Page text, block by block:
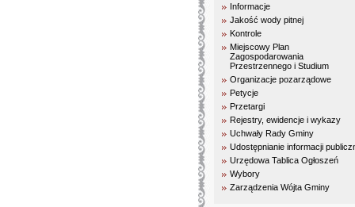
Informacje
Jakość wody pitnej
Kontrole
Miejscowy Plan
Zagospodarowania
Przestrzennego i Studium
Organizacje pozarządowe
Petycje
Przetargi
Rejestry, ewidencje i wykazy
Uchwały Rady Gminy
Udostępnianie informacji
Urzędowa Tablica Ogłoszeń
Wybory
Zarządzenia Wójta Gminy